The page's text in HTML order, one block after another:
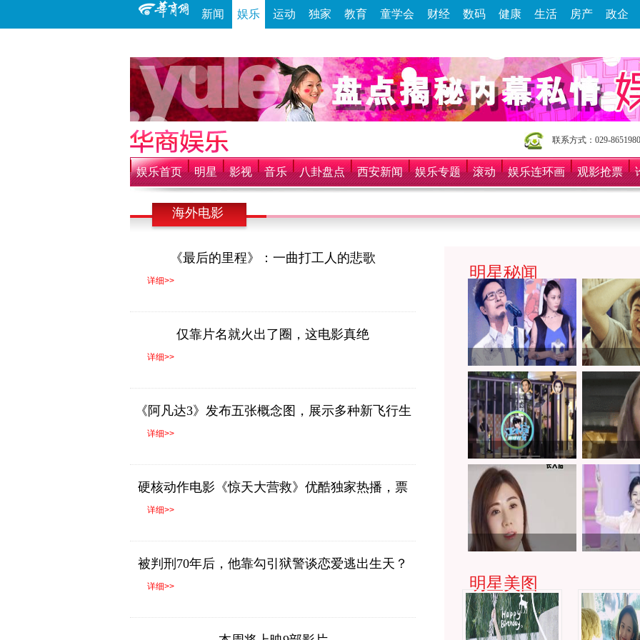
新闻 娱乐 运动 独家 教育 童学会 财经 数码 健康 生活 房产 政企
联系方式：029-
娱乐首页 明星 影视 音乐 八卦盘点 西安新闻 娱乐专题 滚动 娱乐连环画 观影抢票
海外电影
《最后的里程》：一曲打工人的悲歌
详细>>
仅靠片名就火出了圈，这电影真绝
详细>>
《阿凡达3》发布五张概念图，展示多种新飞行生
详细>>
硬核动作电影《惊天大营救》优酷独家热播，票
详细>>
被判刑70年后，他靠勾引狱警谈恋爱逃出生天？
详细>>
明星秘闻
明星美图